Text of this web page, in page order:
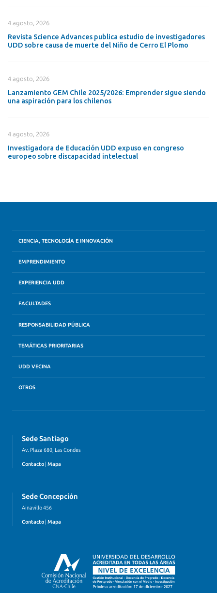
4 agosto, 2026
Revista Science Advances publica estudio de investigadores
UDD sobre causa de muerte del Niño de Cerro El Plomo
4 agosto, 2026
Lanzamiento GEM Chile 2025/2026: Emprender sigue siendo
una aspiración para los chilenos
4 agosto, 2026
Investigadora de Educación UDD expuso en congreso
europeo sobre discapacidad intelectual
CIENCIA, TECNOLOGÍA E INNOVACIÓN
EMPRENDIMIENTO
EXPERIENCIA UDD
FACULTADES
RESPONSABILIDAD PÚBLICA
TEMÁTICAS PRIORITARIAS
UDD VECINA
OTROS
Sede Santiago
Av. Plaza 680, Las Condes
Contacto Mapa
Sede Concepción
Ainavillo 456
Contacto | Mapa